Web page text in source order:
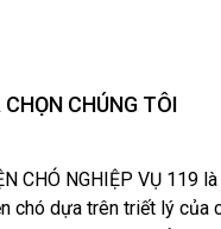
CHÚNG TÔI
CHÓ NGHIỆP VỤ 119 là
chó dựa trên triết lý của